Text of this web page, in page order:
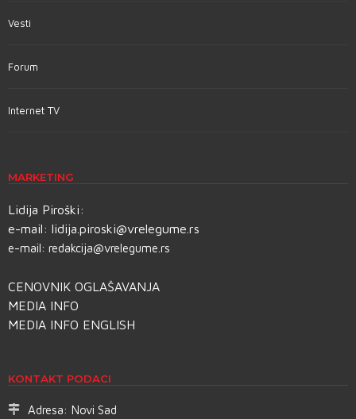
Vesti
Forum
Internet TV
MARKETING
Lidija Piroški:
e-mail: lidija.piroski@vrelegume.rs
e-mail: redakcija@vrelegume.rs
CENOVNIK OGLAŠAVANJA
MEDIA INFO
MEDIA INFO ENGLISH
KONTAKT PODACI
Adresa: Novi Sad